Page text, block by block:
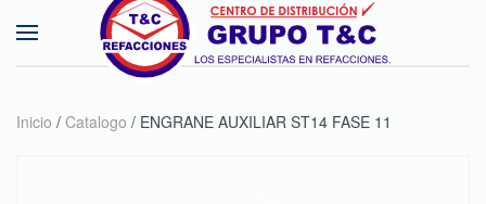
Skip to main content
Inicio / Catalogo / ENGRANE AUXILIAR ST14 FASE 11